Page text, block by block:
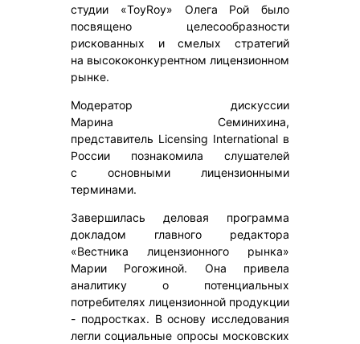
студии «ToyRoy» Олега Рой было
посвящено целесообразности
рискованных и смелых стратегий
на высококонкурентном лицензионном
рынке.
Модератор дискуссии
Марина Семинихина,
представитель Licensing International в
России познакомила слушателей
с основными лицензионными
терминами.
Завершилась деловая программа
докладом главного редактора
«Вестника лицензионного рынка»
Марии Рогожиной. Она привела
аналитику о потенциальных
потребителях лицензионной продукции
- подростках. В основу исследования
легли социальные опросы московских